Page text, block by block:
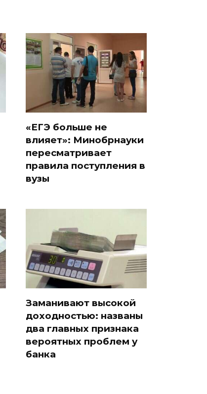
«ЕГЭ больше не
влияет»: Минобрнауки
пересматривает
правила поступления в
вузы
Заманивают высокой
доходностью: названы
два главных признака
вероятных проблем у
банка